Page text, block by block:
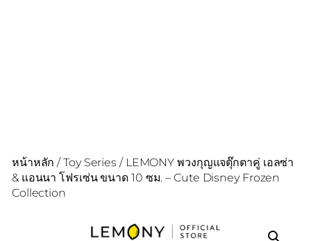
หน้าหลัก /Toy Series / LEMONY พวงกุญแจตุ๊กตาคู่ เอลซ่า
& แอนนา โฟรเซ่น ขนาด 10 ซม. – Cute Disney Frozen
Collection